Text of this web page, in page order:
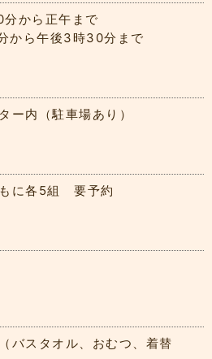
から正午まで
から午後3時30分まで
ー内（駐車場あり）
に各5組 要予約
バスタオル、おむつ、着替